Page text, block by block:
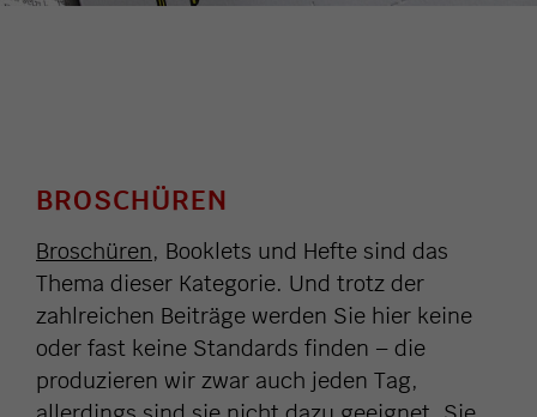
BROSCHÜREN
Broschüren, Booklets und Hefte sind das
Thema dieser Kategorie. Und trotz der
zahlreichen Beiträge werden Sie hier keine
oder fast keine Standards finden – die
produzieren wir zwar auch jeden Tag,